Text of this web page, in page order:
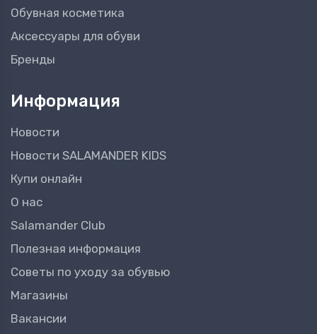
Обувная косметика
Аксессуары для обуви
Бренды
Информация
Новости
Новости SALAMANDER KIDS
Купи онлайн
О нас
Salamander Club
Полезная информация
Советы по уходу за обувью
Магазины
Вакансии